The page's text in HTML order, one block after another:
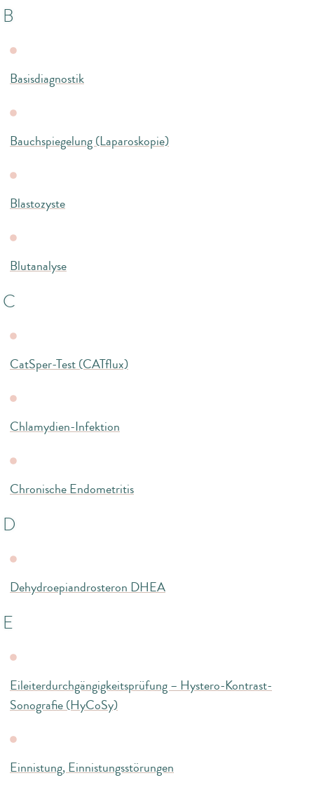
B
Basisdiagnostik
Bauchspiegelung (Laparoskopie)
Blastozyste
Blutanalyse
C
CatSper-Test (CATflux)
Chlamydien-Infektion
Chronische Endometritis
D
Dehydroepiandrosteron DHEA
E
Eileiterdurchgängigkeitsprüfung – Hystero-Kontrast-
Sonografie (HyCoSy)
Einnistung, Einnistungsstörungen